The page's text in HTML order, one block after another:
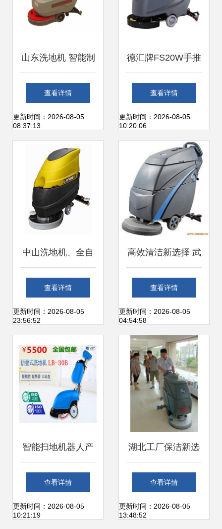
山东洗地机 智能制
造新篇章，清洁设
备新标杆
查看详情
更新时间：2026-08-05
08:37:13
德汇牌FS20W手推
式洗地机 高效清洁
解决方案，尽在昆
山艾利洁机电
查看详情
更新时间：2026-08-05
10:20:06
中山洗地机、全自
动洗地机 产品样本
与图片概览 - 机电
查看详情
更新时间：2026-08-05
23:56:52
高效清洁新选择 武
汉汽车厂房专用手
推式电瓶洗地机
I20NB详解
查看详情
更新时间：2026-08-05
04:54:58
智能扫地机器人产
品库 现代家居清洁
的革命者
查看详情
更新时间：2026-08-05
10:21:19
湖北工厂保洁新选
择 国邦手推式全自
动洗地机提升环卫
查看详情
更新时间：2026-08-05
13:48:52